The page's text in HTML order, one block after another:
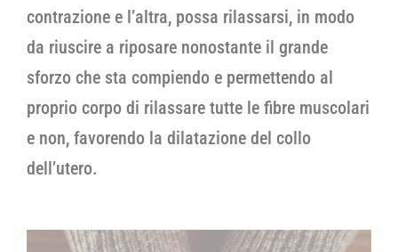
contrazione e l’altra, possa rilassarsi, in modo
da riuscire a riposare nonostante il grande
sforzo che sta compiendo e permettendo al
proprio corpo di rilassare tutte le fibre muscolari
e non, favorendo la dilatazione del collo
dell’utero.